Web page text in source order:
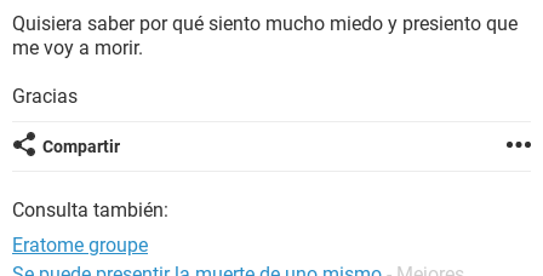
SEXUALIDAD
Quisiera saber por qué siento mucho miedo y presiento que
me voy a morir.
Gracias
Compartir
Consulta también:
Eratome groupe